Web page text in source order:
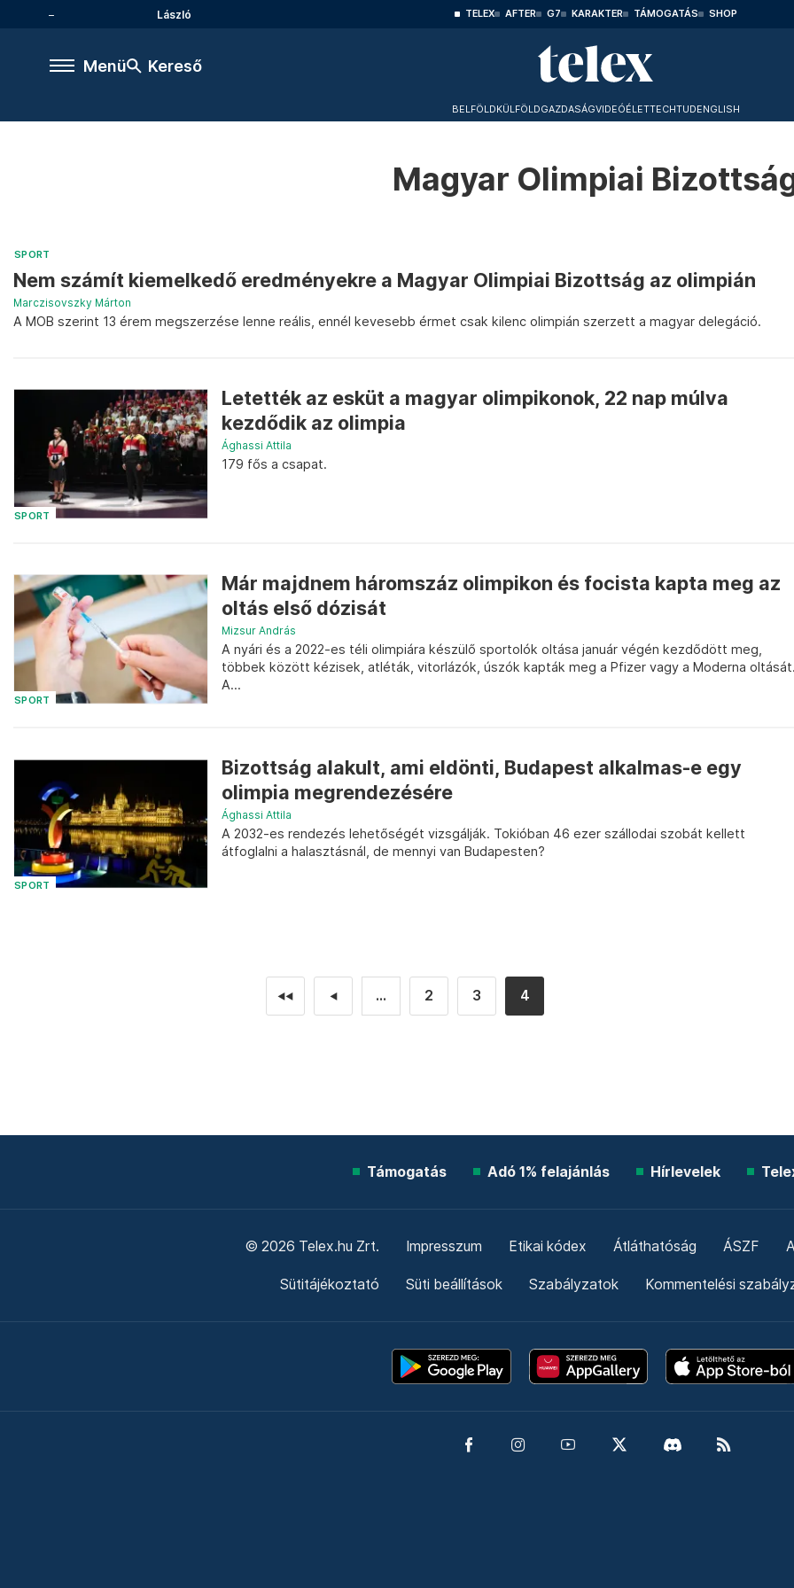
László TELEX AFTER G7 KARAKTER TÁMOGATÁS SHOP
Menü Kereső
BELFÖLDKÜLFÖLDGAZDASÁGVIDEÓÉLETTECHTUDENGLISH
Magyar Olimpiai
SPORT
Nem számít kiemelkedő eredményekre a Magyar Olimpiai Bizottság az olimpián
Marczisovszky Márton
A MOB szerint 13 érem megszerzése lenne reális, ennél kevesebb érmet csak kilenc olimpián szerzett a magyar delegáció.
SPORT
Letették az esküt a magyar olimpikonok, 22 nap múlva
kezdődik az olimpia
Ághassi Attila
179 fős a csapat.
SPORT
Már majdnem háromszáz olimpikon és focista kapta meg az
oltás első dózisát
Mizsur András
A nyári és a 2022-es téli olimpiára készülő sportolók oltása január végén kezdődött meg,
többek között kézisek, atléták, vitorlázók, úszók kapták meg a Pfizer vagy a Moderna oltását.
A...
SPORT
Bizottság alakult, ami eldönti, Budapest alkalmas-e egy
olimpia megrendezésére
Ághassi Attila
A 2032-es rendezés lehetőségét vizsgálják. Tokióban 46 ezer szállodai szobát kellett
átfoglalni a halasztásnál, de mennyi van Budapesten?
◄◄ ◄ ... 2 3 4
Támogatás Adó 1% felajánlás Hírlevelek
© 2026 Telex.hu Zrt. Impresszum Etikai kódex Átláthatóság ÁSZF
Sütitájékoztató Süti beállítások Szabályzatok Kommentelési